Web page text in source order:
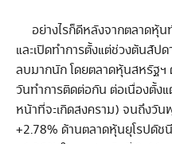
อย่างไรก็ดีหลังจากตลาดหุ้น
และเปิดทำการตั้งแต่ช่วงต้นสัป
ลบมากนัก โดยตลาดหุ้นสหรัฐ
วันทำการติดต่อกัน ต่อเนื่องตั้ง
หน้าที่จะเกิดสงคราม) จนถึงวั
+2.78% ด้านตลาดหุ้นยุโรปดัช